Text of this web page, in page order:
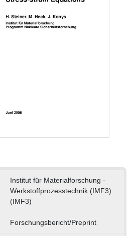
Institut für Materialforschung -
Werkstoffprozesstechnik (IMF3)
(IMF3)
Forschungsbericht/Preprint